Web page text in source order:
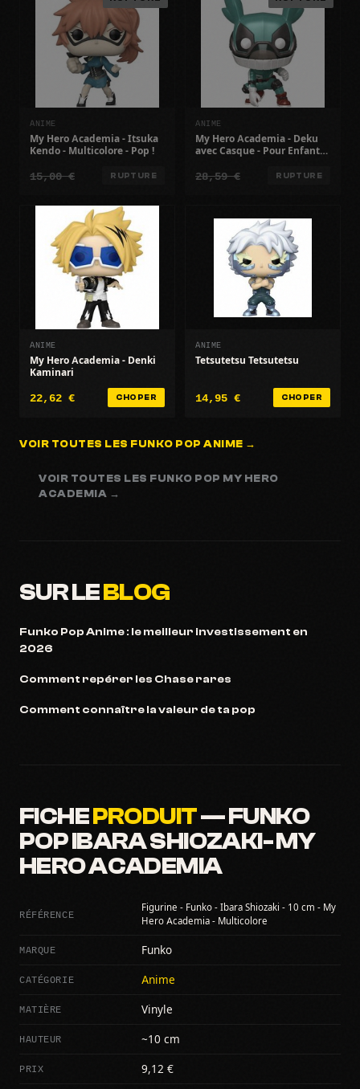
ANIME
My Hero Academia - Itsuka
Kendo - Multicolore - Pop !
15,00 € RUPTURE
ANIME
My Hero Academia - Deku
avec Casque - Pour Enfants -
28,59 € RUPTURE
ANIME
My Hero Academia - Denki
Kaminari
22,62 € CHOPER
ANIME
Tetsutetsu Tetsutetsu
14,95 € CHOPER
VOIR TOUTES LES FUNKO POP ANIME →
VOIR TOUTES LES FUNKO POP MY HERO
ACADEMIA →
SUR LEBLOG
Funko Pop Anime : le meilleur investissement en
2026
Comment repérer les Chase rares
Comment connaître la valeur de ta pop
FICHEPRODUIT— FUNKO
POP IBARA SHIOZAKI- MY
HERO ACADEMIA
RÉFÉRENCE
Figurine - Funko - Ibara Shiozaki - 10 cm - My
Hero Academia - Multicolore
MARQUE Funko
CATÉGORIE Anime
MATIÈRE Vinyle
HAUTEUR ~10 cm
PRIX 9,12 €